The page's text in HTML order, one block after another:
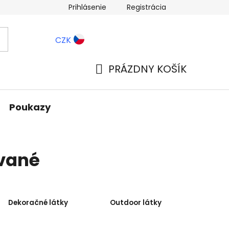
Blog
Prihlásenie Registrácia
CZK
PRÁZDNY KOŠÍK
Poukazy
Dekoračné látky Outdoor látky